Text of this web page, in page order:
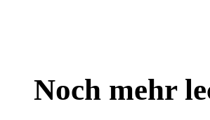
Noch mehr